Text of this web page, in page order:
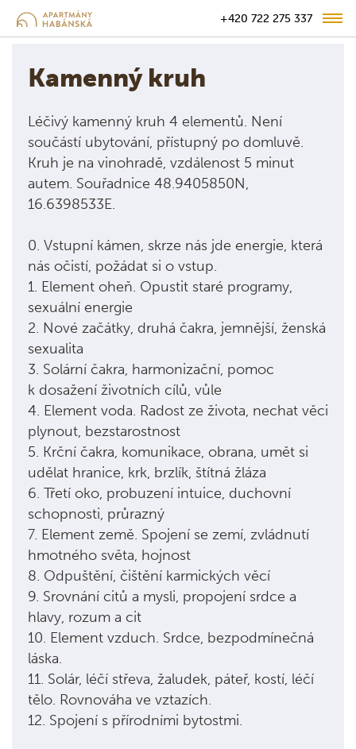
+420 722 275 337
Kamenný kruh
Léčivý kamenný kruh 4 elementů. Není
součástí ubytování, přístupný po domluvě.
Kruh je na vinohradě, vzdálenost 5 minut
autem. Souřadnice 48.9405850N,
16.6398533E.
0. Vstupní kámen, skrze nás jde energie, která
nás očistí, požádat si o vstup.
1. Element oheň. Opustit staré programy,
sexuální energie
2. Nové začátky, druhá čakra, jemnější, ženská
sexualita
3. Solární čakra, harmonizační, pomoc
k dosažení životních cílů, vůle
4. Element voda. Radost ze života, nechat věci
plynout, bezstarostnost
5. Krční čakra, komunikace, obrana, umět si
udělat hranice, krk, brzlík, štítná žláza
6. Třetí oko, probuzení intuice, duchovní
schopnosti, průrazný
7. Element země. Spojení se zemí, zvládnutí
hmotného světa, hojnost
8. Odpuštění, čištění karmických věcí
9. Srovnání citů a mysli, propojení srdce a
hlavy, rozum a cit
10. Element vzduch. Srdce, bezpodmínečná
láska.
11. Solár, léčí střeva, žaludek, páteř, kostí, léčí
tělo. Rovnováha ve vztazích.
12. Spojení s přírodními bytostmi.